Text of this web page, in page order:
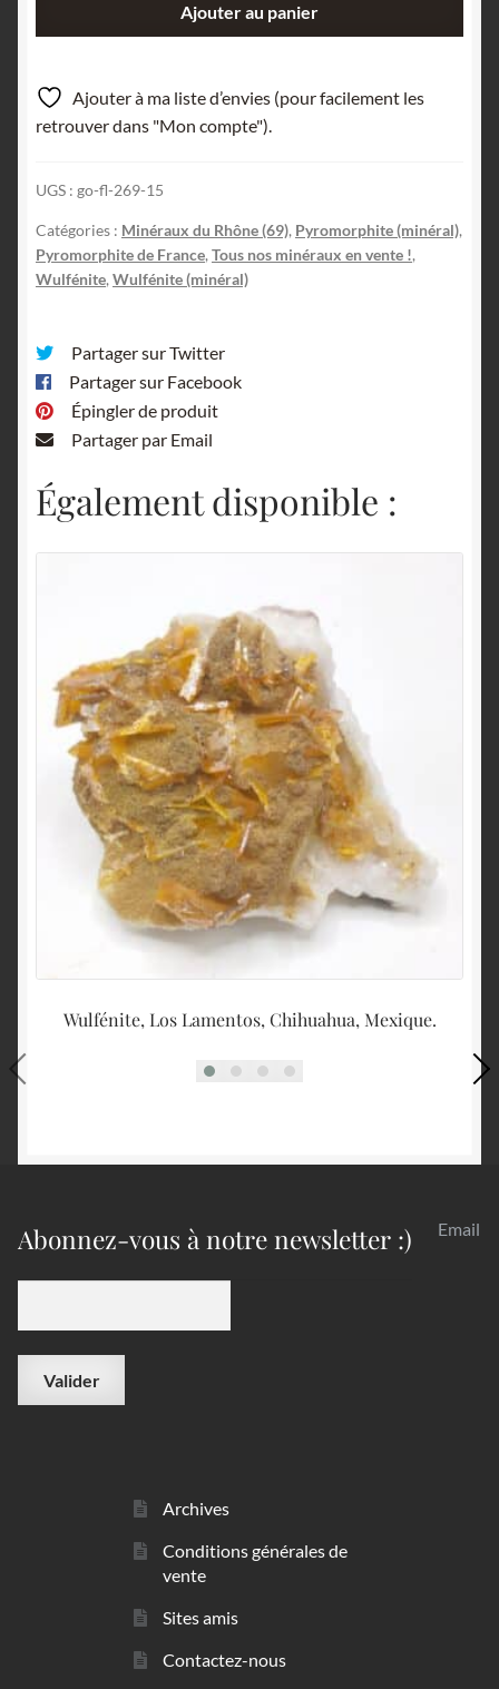
&
Wulfénite,
La
Les
Ardillats,
Rhône.
Ajouter au panier
Ajouter à ma liste d’envies (pour facilement les
retrouver dans "Mon compte").
UGS : go-fl-269-15
Catégories : Minéraux du Rhône (69), Pyromorphite (minéral),
Pyromorphite de France, Tous nos minéraux en vente !,
Wulfénite, Wulfénite (minéral)
Partager sur Twitter
Partager sur Facebook
Épingler de produit
Partager par Email
Également disponible :
Wulfénite, Los Lamentos, Chihuahua, Mexique.
Abonnez-vous à notre newsletter :) Email
Archives
Conditions générales de
vente
Sites amis
Contactez-nous